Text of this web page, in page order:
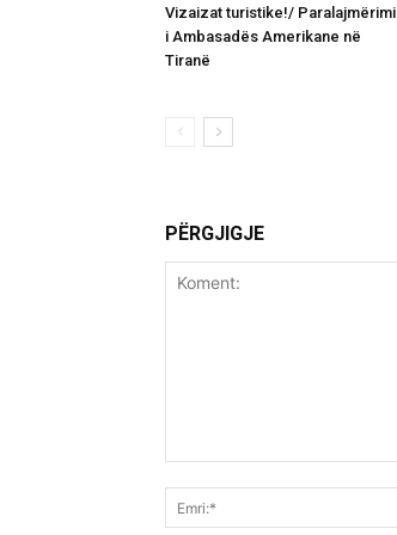
Vizaizat turistike!/ Paralajmërimi
i Ambasadës Amerikane në
Tiranë
PËRGJIGJE